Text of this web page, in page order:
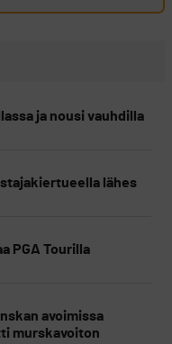
ja nousi vauhdilla
lähes
PGA Tourilla
avoimissa
murskavoiton